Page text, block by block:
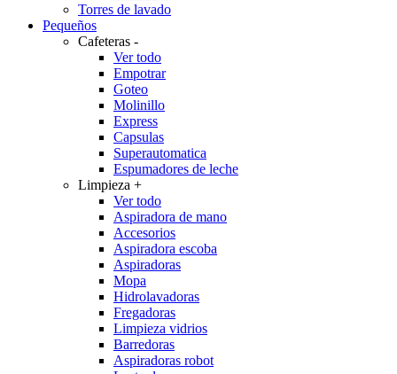
Torres de lavado
Pequeños
Cafeteras -
Ver todo
Empotrar
Goteo
Molinillo
Express
Capsulas
Superautomatica
Espumadores de leche
Limpieza +
Ver todo
Aspiradora de mano
Accesorios
Aspiradora escoba
Aspiradoras
Mopa
Hidrolavadoras
Fregadoras
Limpieza vidrios
Barredoras
Aspiradoras robot